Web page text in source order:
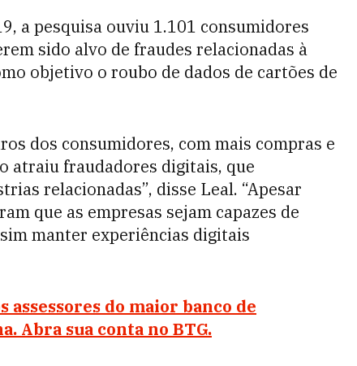
a pesquisa ouviu 1.101 consumidores
sido alvo de fraudes relacionadas à
objetivo o roubo de dados de cartões de
dos consumidores, com mais compras e
atraiu fraudadores digitais, que
relacionadas”, disse Leal. “Apesar
que as empresas sejam capazes de
manter experiências digitais
do maior banco de
Abra sua conta no BTG.